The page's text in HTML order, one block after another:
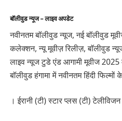
बॉलीवुड न्यूज – लाइव अपडेट
नवीनतम बॉलीवुड न्यूज, नई बॉलीवुड
कलेक्शन, न्यू मूवीज़ रिलीज़, बॉलीवुड
लाइव न्यूज टुडे एंड आगामी मूवीज
बॉलीवुड हंगामा में नवीनतम हिंदी
। ईरानी (टी) स्टार प्लस (टी) टेलीविजन